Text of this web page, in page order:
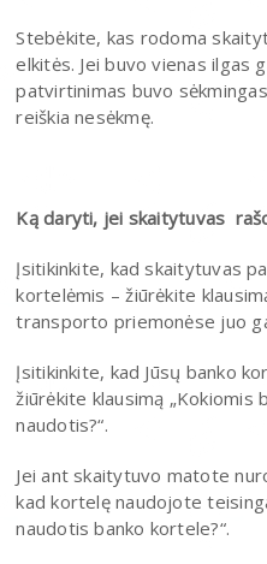
Stebėkite, kas rodoma
elkitės. Jei buvo vienas ilgas
patvirtinimas buvo
reiškia nesėkmę.
Ką daryti, jei skaitytuvas
Įsitikinkite, kad skaitytuvas
kortelėmis – žiūrėkite
transporto priemonėse juo
Įsitikinkite, kad Jūsų banko
žiūrėkite klausimą „Kokiomis
naudotis?“.
Jei ant skaitytuvo matote
kad kortelę naudojote
naudotis banko kortele?“.